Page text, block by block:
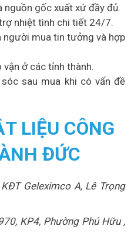
nguồn gốc xuất xứ đầy đủ.
nhiệt tình chi tiết 24/7.
người mua tin tưởng và hợp
vận ở các tỉnh thành.
sau mua khi có vấn đề
LIỆU CÔNG
ĐỨC
Geleximco A, Lê Trọng
KP4, Phường Phú Hữu ,